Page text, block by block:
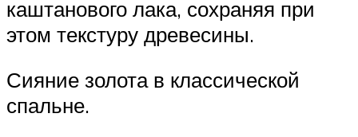
каштанового лака, сохраняя при
этом текстуру древесины.
Сияние золота в классической
спальне.